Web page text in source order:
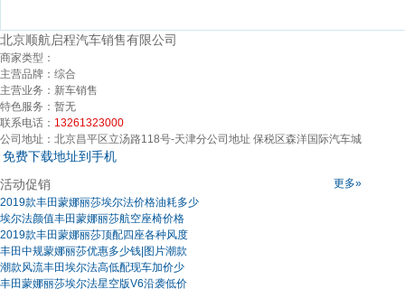
北京顺航启程汽车销售有限公司
商家类型：
主营品牌： 综合
主营业务： 新车销售
特色服务： 暂无
联系电话： 13261323000
公司地址： 北京昌平区立汤路118号-天津分公司地址 保税区森洋国际汽车城
免费下载地址到手机
更多»
活动促销
2019款丰田蒙娜丽莎埃尔法价格油耗多少
埃尔法颜值丰田蒙娜丽莎航空座椅价格
2019款丰田蒙娜丽莎顶配四座各种风度
丰田中规蒙娜丽莎优惠多少钱|图片潮款
潮款风流丰田埃尔法高低配现车加价少
丰田蒙娜丽莎埃尔法星空版V6沿袭低价